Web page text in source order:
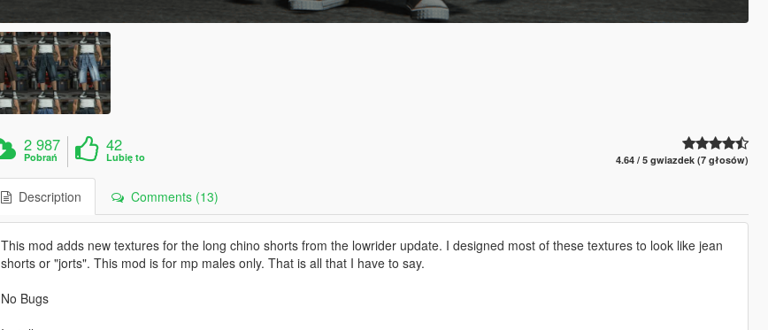
2 987
Pobrań
42
Lubię to 4.64 / 5 gwiazdek (7 głosów)
Description Comments (13)
This mod adds new textures for the long chino shorts from the lowrider update. I designed most of these textures to look like jean
shorts or "jorts". This mod is for mp males only. That is all that I have to say.
No Bugs